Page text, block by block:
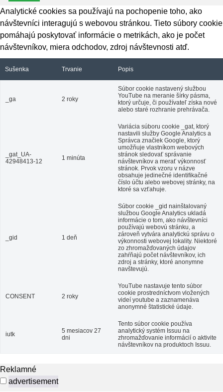
Analytické cookies sa používajú na pochopenie toho, ako
návštevníci interagujú s webovou stránkou. Tieto súbory cookie
pomáhajú poskytovať informácie o metrikách, ako je počet
návštevníkov, miera odchodov, zdroj návštevnosti atď.
Sušenka Trvanie Popis
_ga 2 roky
Súbor cookie nastavený službou
YouTube na meranie šírky pásma,
ktorý určuje, či používateľ získa nové
alebo staré rozhranie prehrávača.
_gat_UA-
42948413-12
1 minúta
Variácia súboru cookie _gat, ktorý
nastavili služby Google Analytics a
Správca značiek Google, ktorý
umožňuje vlastníkom webových
stránok sledovať správanie
návštevníkov a merať výkonnosť
stránok. Prvok vzoru v názve
obsahuje jedinečné identifikačné
číslo účtu alebo webovej stránky, na
ktoré sa vzťahuje.
_gid 1 deň
Súbor cookie _gid nainštalovaný
službou Google Analytics ukladá
informácie o tom, ako návštevníci
používajú webovú stránku, a
zároveň vytvára analytickú správu o
výkonnosti webovej lokality. Niektoré
zo zhromažďovaných údajov
zahŕňajú počet návštevníkov, ich
zdroj a stránky, ktoré anonymne
navštevujú.
CONSENT 2 roky
YouTube nastavuje tento súbor
cookie prostredníctvom vložených
videí youtube a zaznamenáva
anonymné štatistické údaje.
iutk
5 mesiacov 27
dni
Tento súbor cookie používa
analytický systém Issuu na
zhromažďovanie informácií o aktivite
návštevníkov na produktoch Issuu.
Reklamné
advertisement